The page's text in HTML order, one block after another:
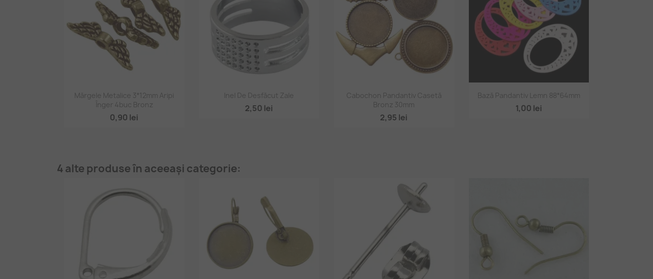
Vizualizare rapidă
Mărgele Metalice 3*12mm Aripi
Înger 4buc Bronz
0,90 lei
Vizualizare rapidă
Inel De Desfăcut Zale
2,50 lei
Vizualizare rapidă
Cabochon Pandantiv Casetă
Bronz 30mm
2,95 lei
 Vizualizare rapidă
Bază Pandantiv Lemn 88*64mm
1,00 lei
4 alte produse în aceeași categorie: